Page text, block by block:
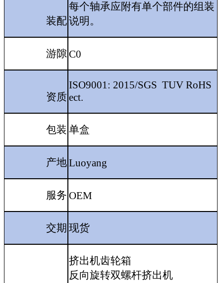
装配
每个轴承应附有单个部件的组装
说明。
游隙C0
资质
ISO9001: 2015/SGS TUV RoHS
ect.
包装 单盒
产地Luoyang
服务 OEM
交期 现货
挤出机齿轮箱
反向旋转双螺杆挤出机